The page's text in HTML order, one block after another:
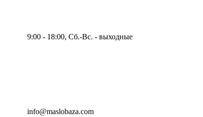
9:00 - 18:00, Сб.-Вс. - выходные
info@maslobaza.com